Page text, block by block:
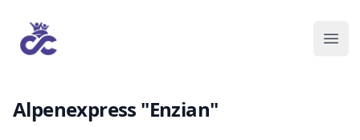
Alpenexpress "Enzian"